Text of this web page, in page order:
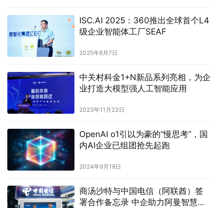
ISC.AI 2025：360推出全球首个L4
级企业智能体工厂SEAF
2025年8月7日
中关村科金1+N新品系列亮相，为企
业打造大模型强人工智能应用
2023年11月23日
OpenAI o1引以为豪的“慢思考”，国
内AI企业已组团抢先起跑
2024年9月18日
商汤沙特与中国电信（阿联酋）签
署合作备忘录 中企助力阿曼智慧城